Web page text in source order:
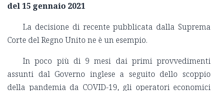
del 15 gennaio 2021
La decisione di recente pubblicata dalla Suprema
Corte del Regno Unito ne è un esempio.
In poco più di 9 mesi dai primi provvedimenti
assunti dal Governo inglese a seguito dello scoppio
della pandemia da COVID-19, gli operatori economici